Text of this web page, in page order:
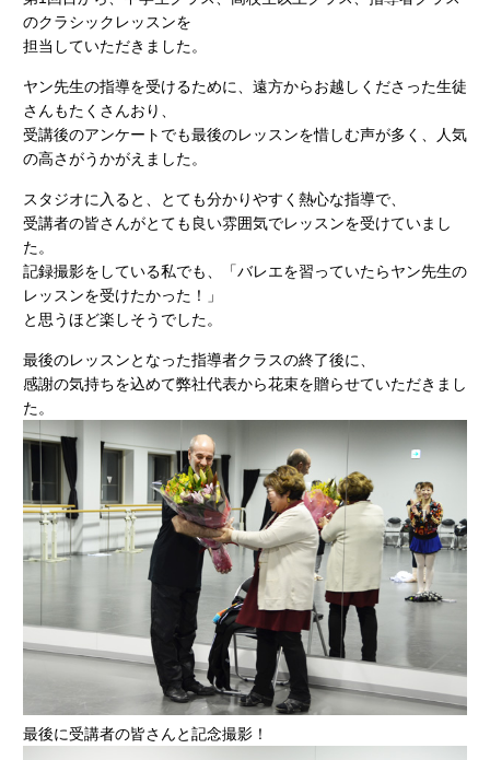
のクラシックレッスンを
担当していただきました。
ヤン先生の指導を受けるために、遠方からお越しくださった生徒
さんもたくさんおり、
受講後のアンケートでも最後のレッスンを惜しむ声が多く、人気
の高さがうかがえました。
スタジオに入ると、とても分かりやすく熱心な指導で、
受講者の皆さんがとても良い雰囲気でレッスンを受けていまし
た。
記録撮影をしている私でも、「バレエを習っていたらヤン先生の
レッスンを受けたかった！」
と思うほど楽しそうでした。
最後のレッスンとなった指導者クラスの終了後に、
感謝の気持ちを込めて弊社代表から花束を贈らせていただきまし
た。
最後に受講者の皆さんと記念撮影！